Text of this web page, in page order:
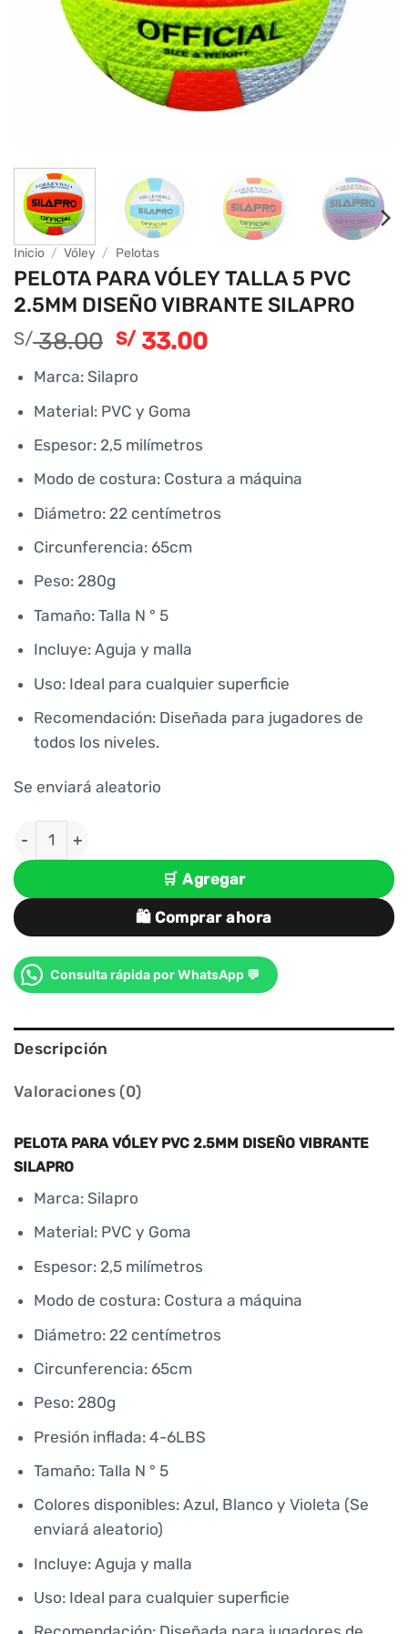
Inicio / Vóley / Pelotas
PELOTA PARA VÓLEY TALLA 5 PVC
2.5MM DISEÑO VIBRANTE SILAPRO
S/38.00 El
original
era:
S/ 38.00.
S/33.00El
Marca: Silapro
Material: PVC y Goma
Espesor: 2,5 milímetros
Modo de costura: Costura a máquina
Diámetro: 22 centímetros
Circunferencia: 65cm
Peso: 280g
Tamaño: Talla N ° 5
Incluye: Aguja y malla
Uso: Ideal para cualquier superficie
Recomendación: Diseñada para jugadores de
todos los niveles.
Se enviará aleatorio
PELOTA PARA VÓLEY TALLA 5 PVC 2.5MM DISEÑO
🛒 Agregar
🛍️ Comprar ahora
Consulta rápida por WhatsApp 💬
Descripción
Valoraciones (0)
PELOTA PARA VÓLEY PVC 2.5MM DISEÑO VIBRANTE
SILAPRO
Marca: Silapro
Material: PVC y Goma
Espesor: 2,5 milímetros
Modo de costura: Costura a máquina
Diámetro: 22 centímetros
Circunferencia: 65cm
Peso: 280g
Presión inflada: 4-6LBS
Tamaño: Talla N ° 5
Colores disponibles: Azul, Blanco y Violeta (Se
enviará aleatorio)
Incluye: Aguja y malla
Uso: Ideal para cualquier superficie